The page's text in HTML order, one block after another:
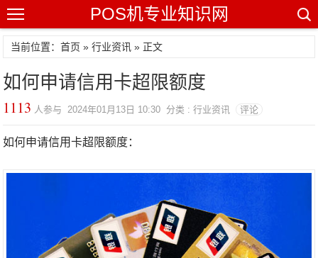
POS机专业知识网
当前位置：首页 »行业资讯 » 正文
如何申请信用卡超限额度
1113 人参与 2024年01月13日 10:30 分类 : 行业资讯 评论
如何申请信用卡超限额度：